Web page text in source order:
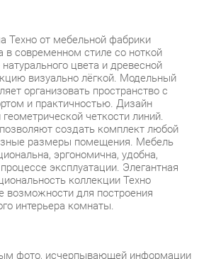
цвета и древесной
визуально лёгкой. Модельный
организовать пространство с
и практичностью. Дизайн
четкости линий.
создать комплект любой
размеры помещения. Мебель
эргономична, удобна,
эксплуатации. Элегантная
коллекции Техно
для построения
интерьера комнаты.
фото, исчерпывающей информации
«Детская мебель Екатеринбург»
мебели для спальни Любимый дом
категории Готовые комплекты